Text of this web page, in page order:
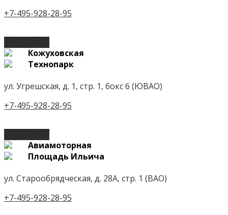
+7-495-928-28-95
Кожуховская
Технопарк
ул. Угрешская, д. 1, стр. 1, бокс 6 (ЮВАО)
+7-495-928-28-95
Авиамоторная
Площадь Ильича
ул. Старообрядческая, д. 28А, стр. 1 (ВАО)
+7-495-928-28-95